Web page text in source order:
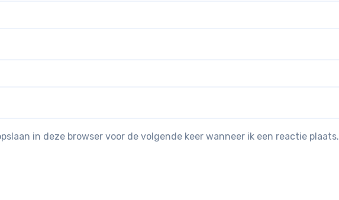
in deze browser voor de volgende keer wanneer ik een reactie plaats.